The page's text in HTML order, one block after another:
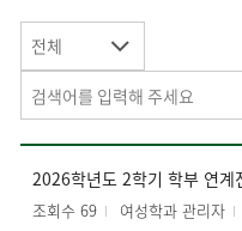
전체
2026학년도 2학기 학부 연계
조회수 69 여성학과 관리자